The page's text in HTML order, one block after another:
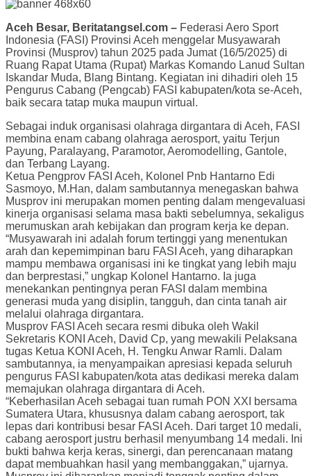
Aceh Besar, Beritatangsel.com – Federasi Aero Sport
Indonesia (FASI) Provinsi Aceh menggelar Musyawarah
Provinsi (Musprov) tahun 2025 pada Jumat (16/5/2025) di
Ruang Rapat Utama (Rupat) Markas Komando Lanud Sultan
Iskandar Muda, Blang Bintang. Kegiatan ini dihadiri oleh 15
Pengurus Cabang (Pengcab) FASI kabupaten/kota se-Aceh,
baik secara tatap muka maupun virtual.
Sebagai induk organisasi olahraga dirgantara di Aceh, FASI
membina enam cabang olahraga aerosport, yaitu Terjun
Payung, Paralayang, Paramotor, Aeromodelling, Gantole,
dan Terbang Layang.
Ketua Pengprov FASI Aceh, Kolonel Pnb Hantarno Edi
Sasmoyo, M.Han, dalam sambutannya menegaskan bahwa
Musprov ini merupakan momen penting dalam mengevaluasi
kinerja organisasi selama masa bakti sebelumnya, sekaligus
merumuskan arah kebijakan dan program kerja ke depan.
“Musyawarah ini adalah forum tertinggi yang menentukan
arah dan kepemimpinan baru FASI Aceh, yang diharapkan
mampu membawa organisasi ini ke tingkat yang lebih maju
dan berprestasi,” ungkap Kolonel Hantarno. Ia juga
menekankan pentingnya peran FASI dalam membina
generasi muda yang disiplin, tangguh, dan cinta tanah air
melalui olahraga dirgantara.
Musprov FASI Aceh secara resmi dibuka oleh Wakil
Sekretaris KONI Aceh, David Cp, yang mewakili Pelaksana
tugas Ketua KONI Aceh, H. Tengku Anwar Ramli. Dalam
sambutannya, ia menyampaikan apresiasi kepada seluruh
pengurus FASI kabupaten/kota atas dedikasi mereka dalam
memajukan olahraga dirgantara di Aceh.
“Keberhasilan Aceh sebagai tuan rumah PON XXI bersama
Sumatera Utara, khususnya dalam cabang aerosport, tak
lepas dari kontribusi besar FASI Aceh. Dari target 10 medali,
cabang aerosport justru berhasil menyumbang 14 medali. Ini
bukti bahwa kerja keras, sinergi, dan perencanaan matang
dapat membuahkan hasil yang membanggakan,” ujarnya.